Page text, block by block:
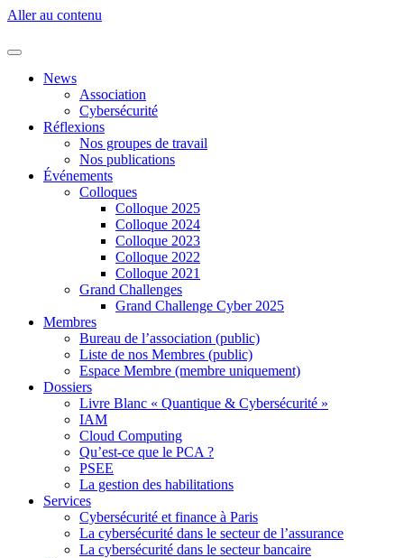
Aller au contenu
News
Association
Cybersécurité
Réflexions
Nos groupes de travail
Nos publications
Événements
Colloques
Colloque 2025
Colloque 2024
Colloque 2023
Colloque 2022
Colloque 2021
Grand Challenges
Grand Challenge Cyber 2025
Membres
Bureau de l’association (public)
Liste de nos Membres (public)
Espace Membre (membre uniquement)
Dossiers
Livre Blanc « Quantique & Cybersécurité »
IAM
Cloud Computing
Qu’est-ce que le PCA ?
PSEE
La gestion des habilitations
Services
Cybersécurité et finance à Paris
La cybersécurité dans le secteur de l’assurance
La cybersécurité dans le secteur bancaire